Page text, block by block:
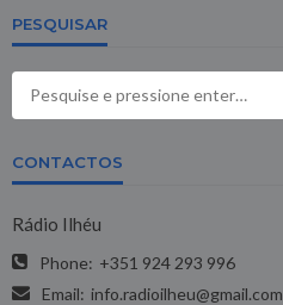
PESQUISAR
CONTACTOS
Rádio Ilhéu
Phone: +351 924 293 996
Email: info.radioilheu@gmail.com